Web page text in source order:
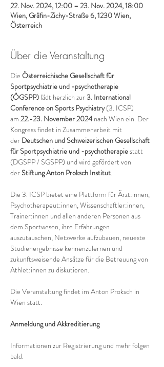
22. Nov. 2024, 12:00 – 23. Nov. 2024, 18:00
Wien, Gräfin-Zichy-Straße 6, 1230 Wien,
Österreich
Über die Veranstaltung
Die Österreichische Gesellschaft für
Sportpsychiatrie und -psychotherapie
(ÖGSPP) lädt herzlich zur 3. International
Conference on Sports Psychiatry (3. ICSP)
am 22.-23. November 2024 nach Wien ein. Der
Kongress findet in Zusammenarbeit mit
der Deutschen und Schweizerischen Gesellschaft
für Sportpsychiatrie und -psychotherapie statt
(DGSPP / SGSPP) und wird gefördert von
der Stiftung Anton Proksch Institut.
Die 3. ICSP bietet eine Plattform für Ärzt:innen,
Psychotherapeut:innen, Wissenschaftler:innen,
Trainer:innen und allen anderen Personen aus
dem Sportwesen, ihre Erfahrungen
auszutauschen, Netzwerke aufzubauen, neueste
Studienergebnisse kennenzulernen und
zukunftsweisende Ansätze für die Betreuung von
Athlet:innen zu diskutieren.
Die Veranstaltung findet im Anton Proksch in
Wien statt.
Anmeldung und Akkreditierung
Informationen zur Registrierung und mehr folgen
bald.